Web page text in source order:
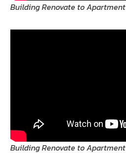
Building Renovate to Apartment
Building Renovate to Apartment